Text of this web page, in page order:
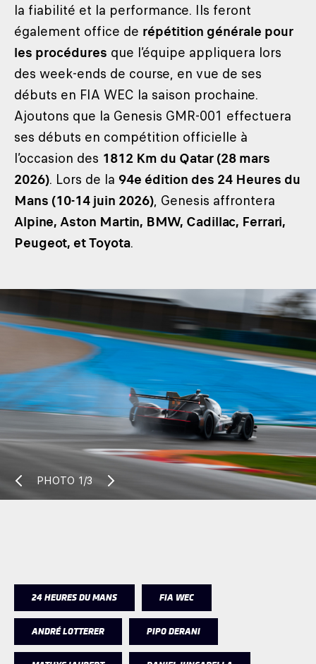
la fiabilité et la performance. Ils feront
également office de répétition générale pour
les procédures que l’équipe appliquera lors
des week-ends de course, en vue de ses
débuts en FIA WEC la saison prochaine.
Ajoutons que la Genesis GMR-001 effectuera
ses débuts en compétition officielle à
l’occasion des 1812 Km du Qatar (28 mars
2026). Lors de la 94e édition des 24 Heures du
Mans (10-14 juin 2026), Genesis affrontera
Alpine, Aston Martin, BMW, Cadillac, Ferrari,
Peugeot, et Toyota.
PHOTO 1/3
24 HEURES DU MANS FIA WEC
ANDRÉ LOTTERER PIPO DERANI